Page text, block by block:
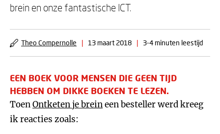
brein en onze fantastische ICT.
Theo Compernolle | 13 maart 2018 | 3-4 minuten leestijd
EEN BOEK VOOR MENSEN DIE GEEN TIJD
HEBBEN OM DIKKE BOEKEN TE LEZEN.
ToenOntketen je breineen besteller werd kreeg
ik reacties zoals: